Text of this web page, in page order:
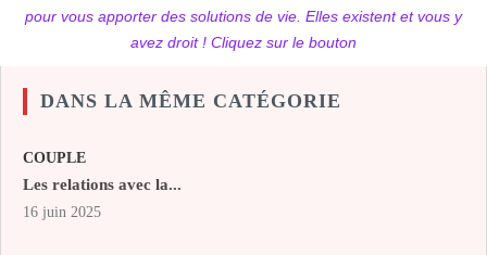
pour vous apporter des solutions de vie. Elles existent et vous y
avez droit ! Cliquez sur le bouton
DANS LA MÊME CATÉGORIE
COUPLE
Les relations avec la...
16 juin 2025